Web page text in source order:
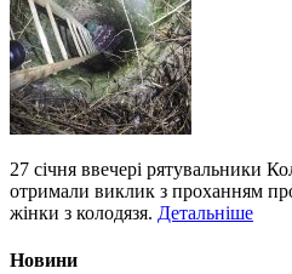
27 січня ввечері рятувальники
отримали виклик з проханням
жінки з колодязя. Детальніше
Новини